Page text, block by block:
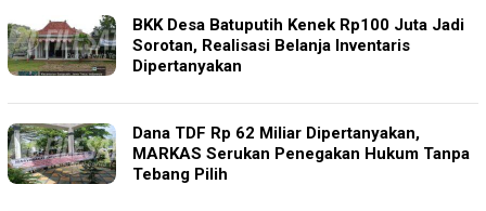
BKK Desa Batuputih Kenek Rp100 Juta Jadi
Sorotan, Realisasi Belanja Inventaris
Dipertanyakan
Dana TDF Rp 62 Miliar Dipertanyakan,
MARKAS Serukan Penegakan Hukum Tanpa
Tebang Pilih